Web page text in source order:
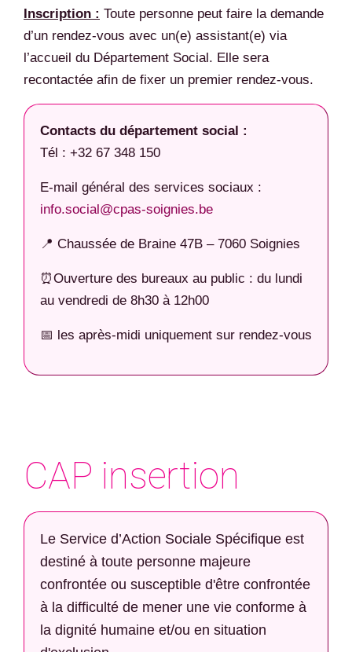
Inscription : Toute personne peut faire la demande
d’un rendez-vous avec un(e) assistant(e) via
l’accueil du Département Social. Elle sera
recontactée afin de fixer un premier rendez-vous.
Contacts du département social :
Tél : +32 67 348 150
E-mail général des services sociaux :
info.social@cpas-soignies.be
📍 Chaussée de Braine 47B – 7060 Soignies
⏰Ouverture des bureaux au public : du lundi
au vendredi de 8h30 à 12h00
📅 les après-midi uniquement sur rendez-vous
CAP insertion
Le Service d’Action Sociale Spécifique est
destiné à toute personne majeure
confrontée ou susceptible d'être confrontée
à la difficulté de mener une vie conforme à
la dignité humaine et/ou en situation